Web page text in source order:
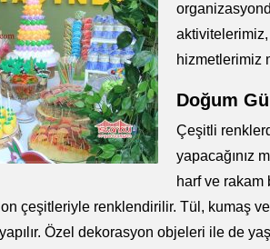
aktivitelerimiz,
hizmetlerimiz
Doğum
Çeşitli
yapacağınız
harf ve rakam
çeşitleriyle renklendirilir. Tül, kumaş
Özel dekorasyon objeleri ile de